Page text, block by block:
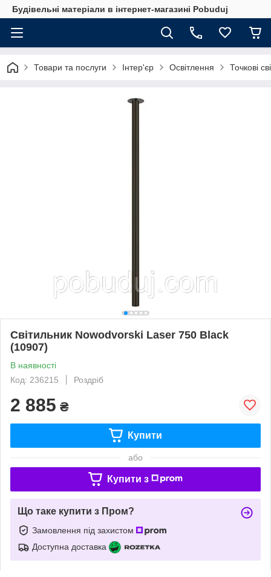
Будівельні матеріали в інтернет-магазині Pobuduj
Товари та послуги Інтер'єр Освітлення Точкові
Світильник Nowodvorski Laser 750 Black
(10907)
В наявності
Код: 236215
Роздріб
2 885 ₴
Купити
або
Купити з
Що таке купити з Пром?
Замовлення під захистом
Доступна доставка